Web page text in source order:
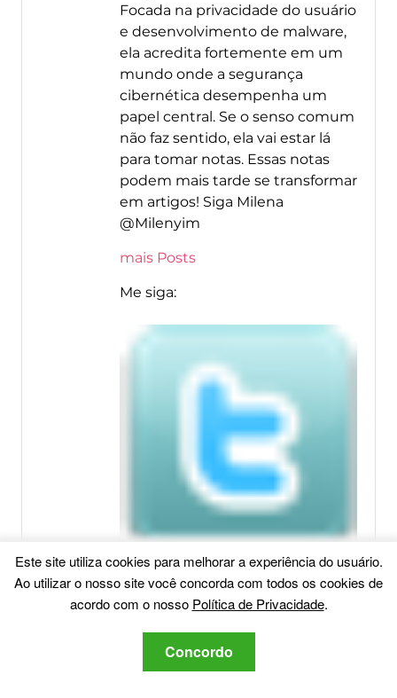
Focada na privacidade do usuário
e desenvolvimento de malware,
ela acredita fortemente em um
mundo onde a segurança
cibernética desempenha um
papel central. Se o senso comum
não faz sentido, ela vai estar lá
para tomar notas. Essas notas
podem mais tarde se transformar
em artigos! Siga Milena
@Milenyim
mais Posts
Me siga:
Este site utiliza cookies para melhorar a experiência do usuário.
Ao utilizar o nosso site você concorda com todos os cookies de
acordo com o nosso Política de Privacidade.
Concordo